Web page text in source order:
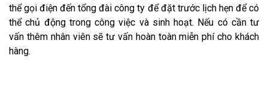
thể gọi điện đến tổng đài công ty để đặt trước lịch hẹn để có
thể chủ động trong công việc và sinh hoạt. Nếu có cần tư
vấn thêm nhân viên sẽ tư vấn hoàn toàn miễn phí cho khách
hàng.